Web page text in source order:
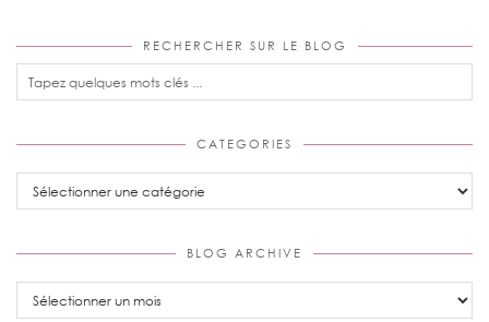
RECHERCHER SUR LE BLOG
CATEGORIES
Categories
BLOG ARCHIVE
Blog
Archive